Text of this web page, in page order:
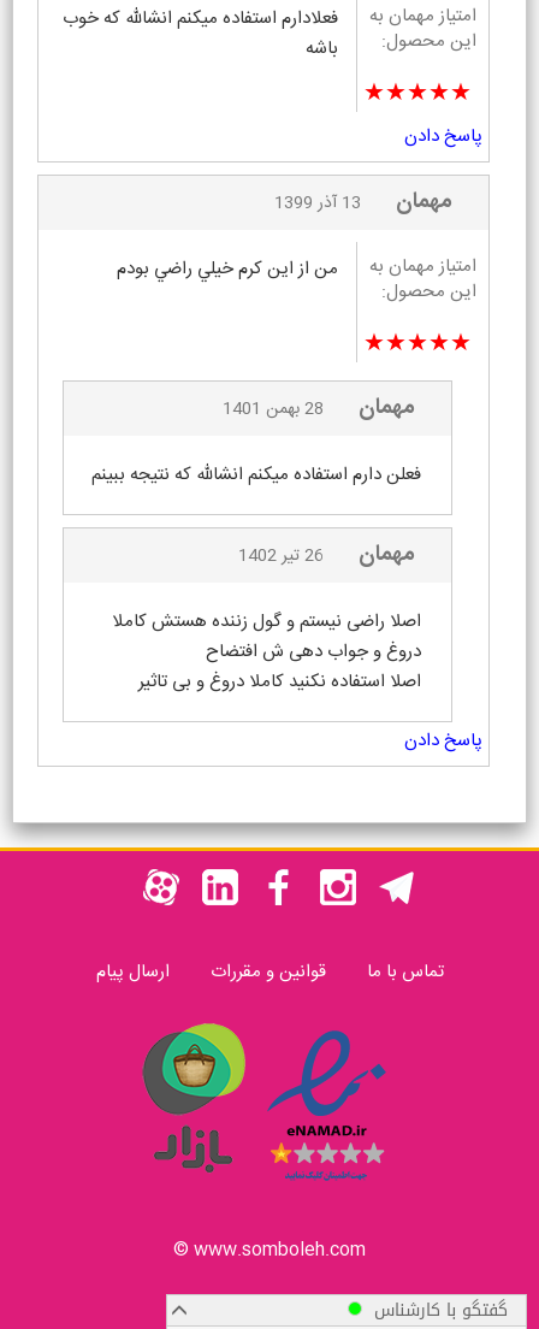
گفتگو با کارشناس
امتیاز مهمان به
این محصول:
★★★★★
فعلادارم استفاده میکنم انشالله که خوب
باشه
پاسخ دادن
مهمان 13 آذر 1399
امتیاز مهمان به
این محصول:
★★★★★
من از اين كرم خيلي راضي بودم
مهمان 28 بهمن 1401
فعلن دارم استفاده میکنم انشالله که نتیجه ببینم
مهمان 26 تیر 1402
اصلا راضی نیستم و گول زننده هستش کاملا
دروغ و جواب دهی ش افتضاح
اصلا استفاده نکنید کاملا دروغ و بی تاثیر
پاسخ دادن
تماس با ما قوانین و مقررات ارسال پیام
www.somboleh.com ©